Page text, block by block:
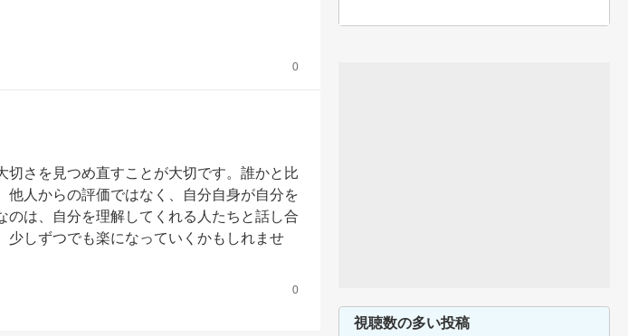
0
さを見つめ直すことが大切です。誰かと比
人からの評価ではなく、自分自身が自分を
は、自分を理解してくれる人たちと話し合
少しずつでも楽になっていくかもしれませ
0
視聴数の多い投稿